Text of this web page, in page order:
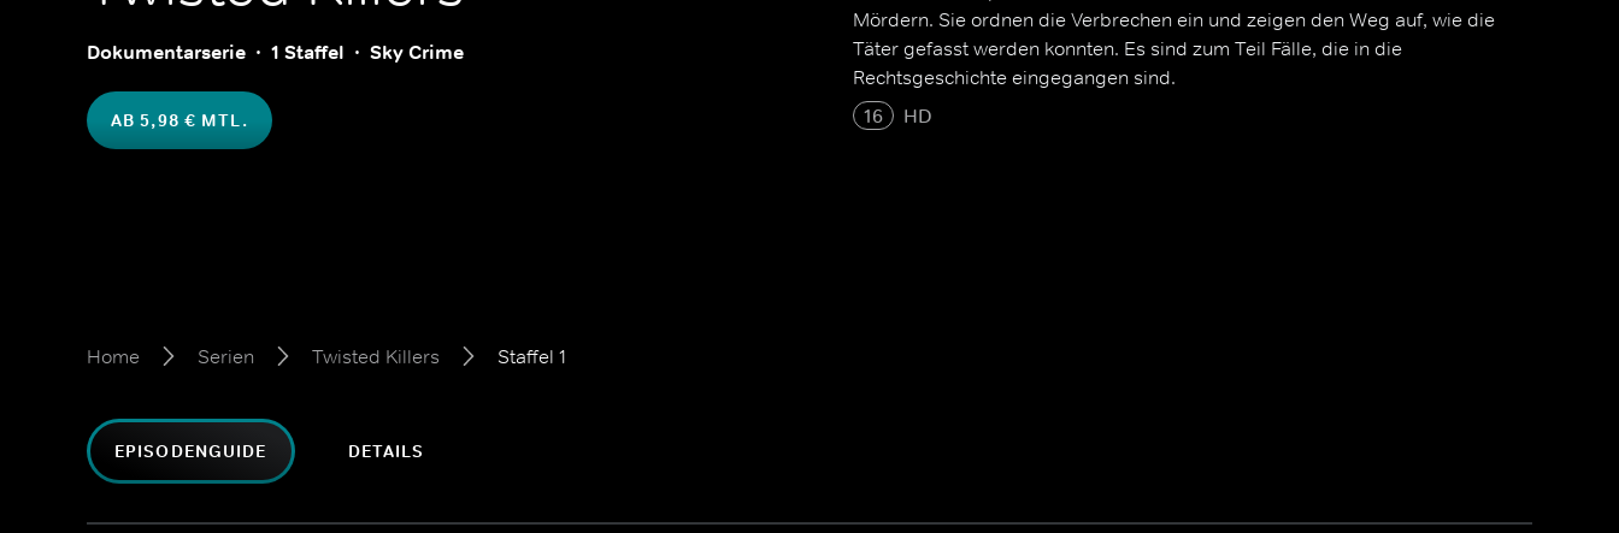
Dokumentarserie 1 Staffel Sky Crime
AB 5,98 € MTL.
Mördern. Sie ordnen die Verbrechen ein und zeigen den Weg auf, wie die
Täter gefasst werden konnten. Es sind zum Teil Fälle, die in die
Rechtsgeschichte eingegangen sind.
16
HD
Home Serien Twisted Killers Staffel 1
EPISODENGUIDE DETAILS